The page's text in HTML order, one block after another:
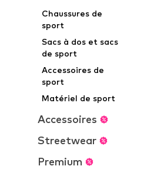
Chaussures de
sport
Sacs à dos et sacs
de sport
Accessoires de
sport
Matériel de sport
Accessoires
Streetwear
Premium